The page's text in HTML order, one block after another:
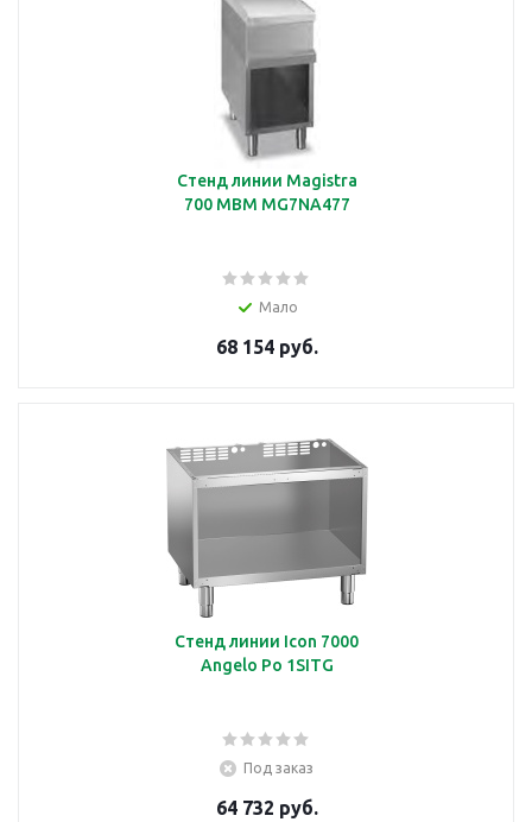
Стенд линии Magistra
700 MBM MG7NA477
Мало
68 154 руб.
Стенд линии Icon 7000
Angelo Po 1SITG
Под заказ
64 732 руб.